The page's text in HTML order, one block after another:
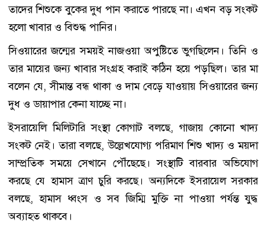
তাদের শিশুকে বুকের দুধ পান করাতে পারছে না। এখন বড় সংকট
হলো খাবার ও বিশুদ্ধ পানির।
সিওয়ারের জন্মের সময়ই নাজওয়া অপুষ্টিতে ভুগছিলেন। তিনি ও
তার মায়ের জন্য খাবার সংগ্রহ করাই কঠিন হয়ে পড়ছিল। তার মা
বলেন যে, সীমান্ত বন্ধ থাকা ও দাম বেড়ে যাওয়ায় সিওয়ারের জন্য
দুধ ও ডায়াপার কেনা যাচ্ছে না।
ইসরায়েলি মিলিটারি সংস্থা কোগাট বলছে, গাজায় কোনো খাদ্য
সংকট নেই। তারা বলছে, উল্লেখযোগ্য পরিমাণ শিশু খাদ্য ও ময়দা
সাম্প্রতিক সময়ে সেখানে পৌঁছেছে। সংস্থাটি বারবার অভিযোগ
করছে যে হামাস ত্রাণ চুরি করছে। অন্যদিকে ইসরায়েল সরকার
বলছে, হামাস ধ্বংস ও সব জিম্মি মুক্তি না পাওয়া পর্যন্ত যুদ্ধ
অব্যাহত থাকবে।